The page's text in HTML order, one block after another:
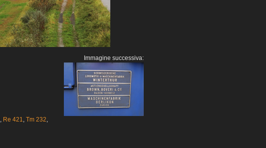
, Re 421, Tm 232,
Immagine successiva: